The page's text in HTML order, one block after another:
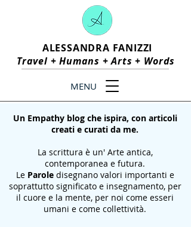
MENU
ALESSANDRA FANIZZI
Travel +Humans +Arts + Words
Un Empathy blog che ispira, con articoli
creati e curati da me.
La scrittura è un' Arte antica,
contemporanea e futura.
Le Paroledisegnano valori importanti e
soprattutto significato e insegnamento, per
il cuore e la mente, per noi come esseri
umani e come collettività.